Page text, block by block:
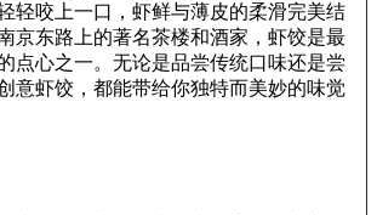
轻咬上一口，虾鲜与薄皮的柔滑完美结
京东路上的著名茶楼和酒家，虾饺是最
点心之一。无论是品尝传统口味还是尝
意虾饺，都能带给你独特而美妙的味觉